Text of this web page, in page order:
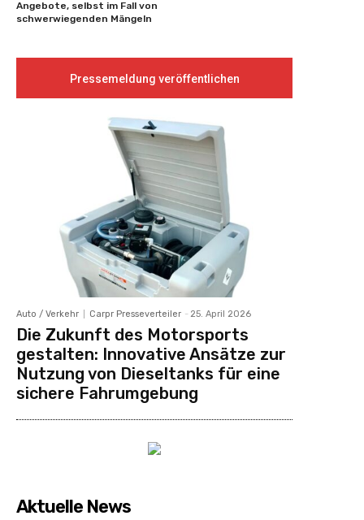
Angebote, selbst im Fall von
schwerwiegenden Mängeln
Pressemeldung veröffentlichen
Auto / Verkehr Carpr Presseverteiler - 25. April 2026
Die Zukunft des Motorsports
gestalten: Innovative Ansätze zur
Nutzung von Dieseltanks für eine
sichere Fahrumgebung
Aktuelle News